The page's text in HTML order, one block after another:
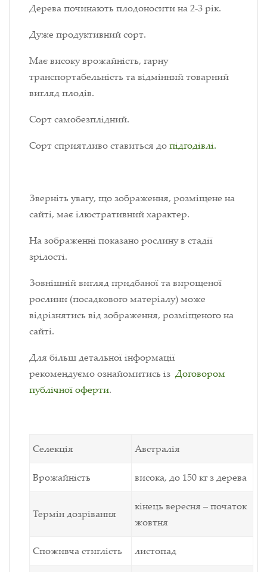
Дерева починають плодоносити на 2-3 рік.
Дуже продуктивний сорт.
Має високу врожайність, гарну
транспортабельність та відмінний товарний
вигляд плодів.
Сорт самобезплідний.
Сорт сприятливо ставиться допідгодівлі.
Зверніть увагу, що зображення, розміщене на
сайті, має ілюстративний характер.
На зображенні показано рослину в стадії
зрілості.
Зовнішній вигляд придбаної та вирощеної
рослини (посадкового матеріалу) може
відрізнятись від зображення, розміщеного на
сайті.
Для більш детальної інформації
рекомендуємо ознайомитись із Договором
публічної оферти.
Селекція Австралія
Врожайність висока, до 150 кг з дерева
Термін дозрівання
кінець вересня – початок
жовтня
Споживча стиглість листопад